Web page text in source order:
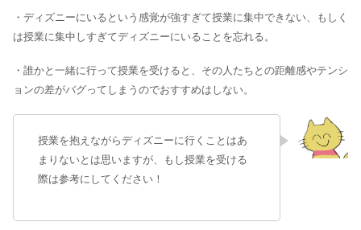
・ディズニーにいるという感覚が強すぎて授業に集中できない、もしく
は授業に集中しすぎてディズニーにいることを忘れる。
・誰かと一緒に行って授業を受けると、その人たちとの距離感やテンシ
ョンの差がバグってしまうのでおすすめはしない。
授業を抱えながらディズニーに行くことはあ
まりないとは思いますが、もし授業を受ける
際は参考にしてください！